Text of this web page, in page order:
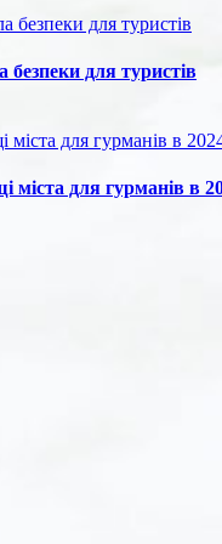
для туристів
міста для гурманів в